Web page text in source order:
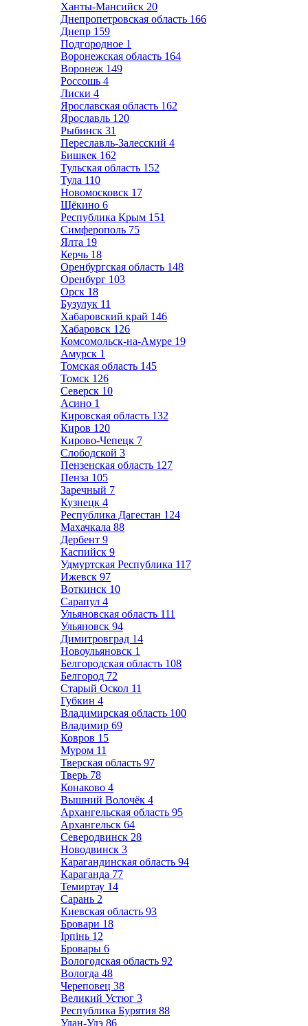
Ханты-Мансийск 20
Днепропетровская область 166
Днепр 159
Подгородное 1
Воронежская область 164
Воронеж 149
Россошь 4
Лиски 4
Ярославская область 162
Ярославль 120
Рыбинск 31
Переславль-Залесский 4
Бишкек 162
Тульская область 152
Тула 110
Новомосковск 17
Щёкино 6
Республика Крым 151
Симферополь 75
Ялта 19
Керчь 18
Оренбургская область 148
Оренбург 103
Орск 18
Бузулук 11
Хабаровский край 146
Хабаровск 126
Комсомольск-на-Амуре 19
Амурск 1
Томская область 145
Томск 126
Северск 10
Асино 1
Кировская область 132
Киров 120
Кирово-Чепецк 7
Слободской 3
Пензенская область 127
Пенза 105
Заречный 7
Кузнецк 4
Республика Дагестан 124
Махачкала 88
Дербент 9
Каспийск 9
Удмуртская Республика 117
Ижевск 97
Воткинск 10
Сарапул 4
Ульяновская область 111
Ульяновск 94
Димитровград 14
Новоульяновск 1
Белгородская область 108
Белгород 72
Старый Оскол 11
Губкин 4
Владимирская область 100
Владимир 69
Ковров 15
Муром 11
Тверская область 97
Тверь 78
Конаково 4
Вышний Волочёк 4
Архангельская область 95
Архангельск 64
Северодвинск 28
Новодвинск 3
Карагандинская область 94
Караганда 77
Темиртау 14
Сарань 2
Киевская область 93
Бровари 18
Ірпінь 12
Бровары 6
Вологодская область 92
Вологда 48
Череповец 38
Великий Устюг 3
Республика Бурятия 88
Улан-Удэ 86